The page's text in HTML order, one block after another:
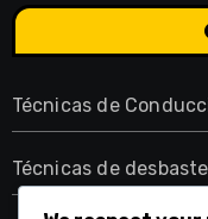
Técnicas de
Técnicas de desbaste